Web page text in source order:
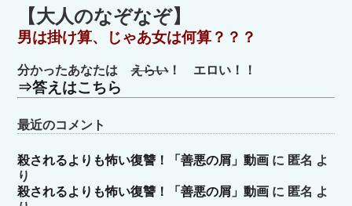
ゴ
リ
ー
【大人のなぞなぞ】
男は掛け算、じゃあ女は何算？？？
分かったあなたはえらい！ エロい！！
⇒答えはこちら
最近のコメント
殺されるよりも怖い復讐！「善悪の屑」動画 に 匿名 よ
り
殺されるよりも怖い復讐！「善悪の屑」動画 に 匿名 よ